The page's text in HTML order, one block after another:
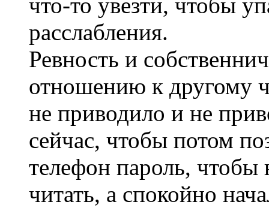
расслабления.
Ревность и
отношению к другому
не приводило и не
сейчас, чтобы потом
телефон пароль, чтобы
читать, а спокойно